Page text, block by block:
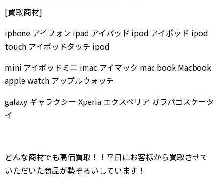
[買取商材]
iphone アイフォン ipad アイパッド ipod アイポッド ipod
touch アイポッドタッチ ipod
mini アイポッドミニ imac アイマック mac book Macbook
apple watch アップルウォッチ
galaxy ギャラクシー Xperia エクスペリア ガラパゴスケータ
イ
どんな商材でも高価買取！！平日にお客様から買取させて
いただいた商品が勢ぞろいしています！